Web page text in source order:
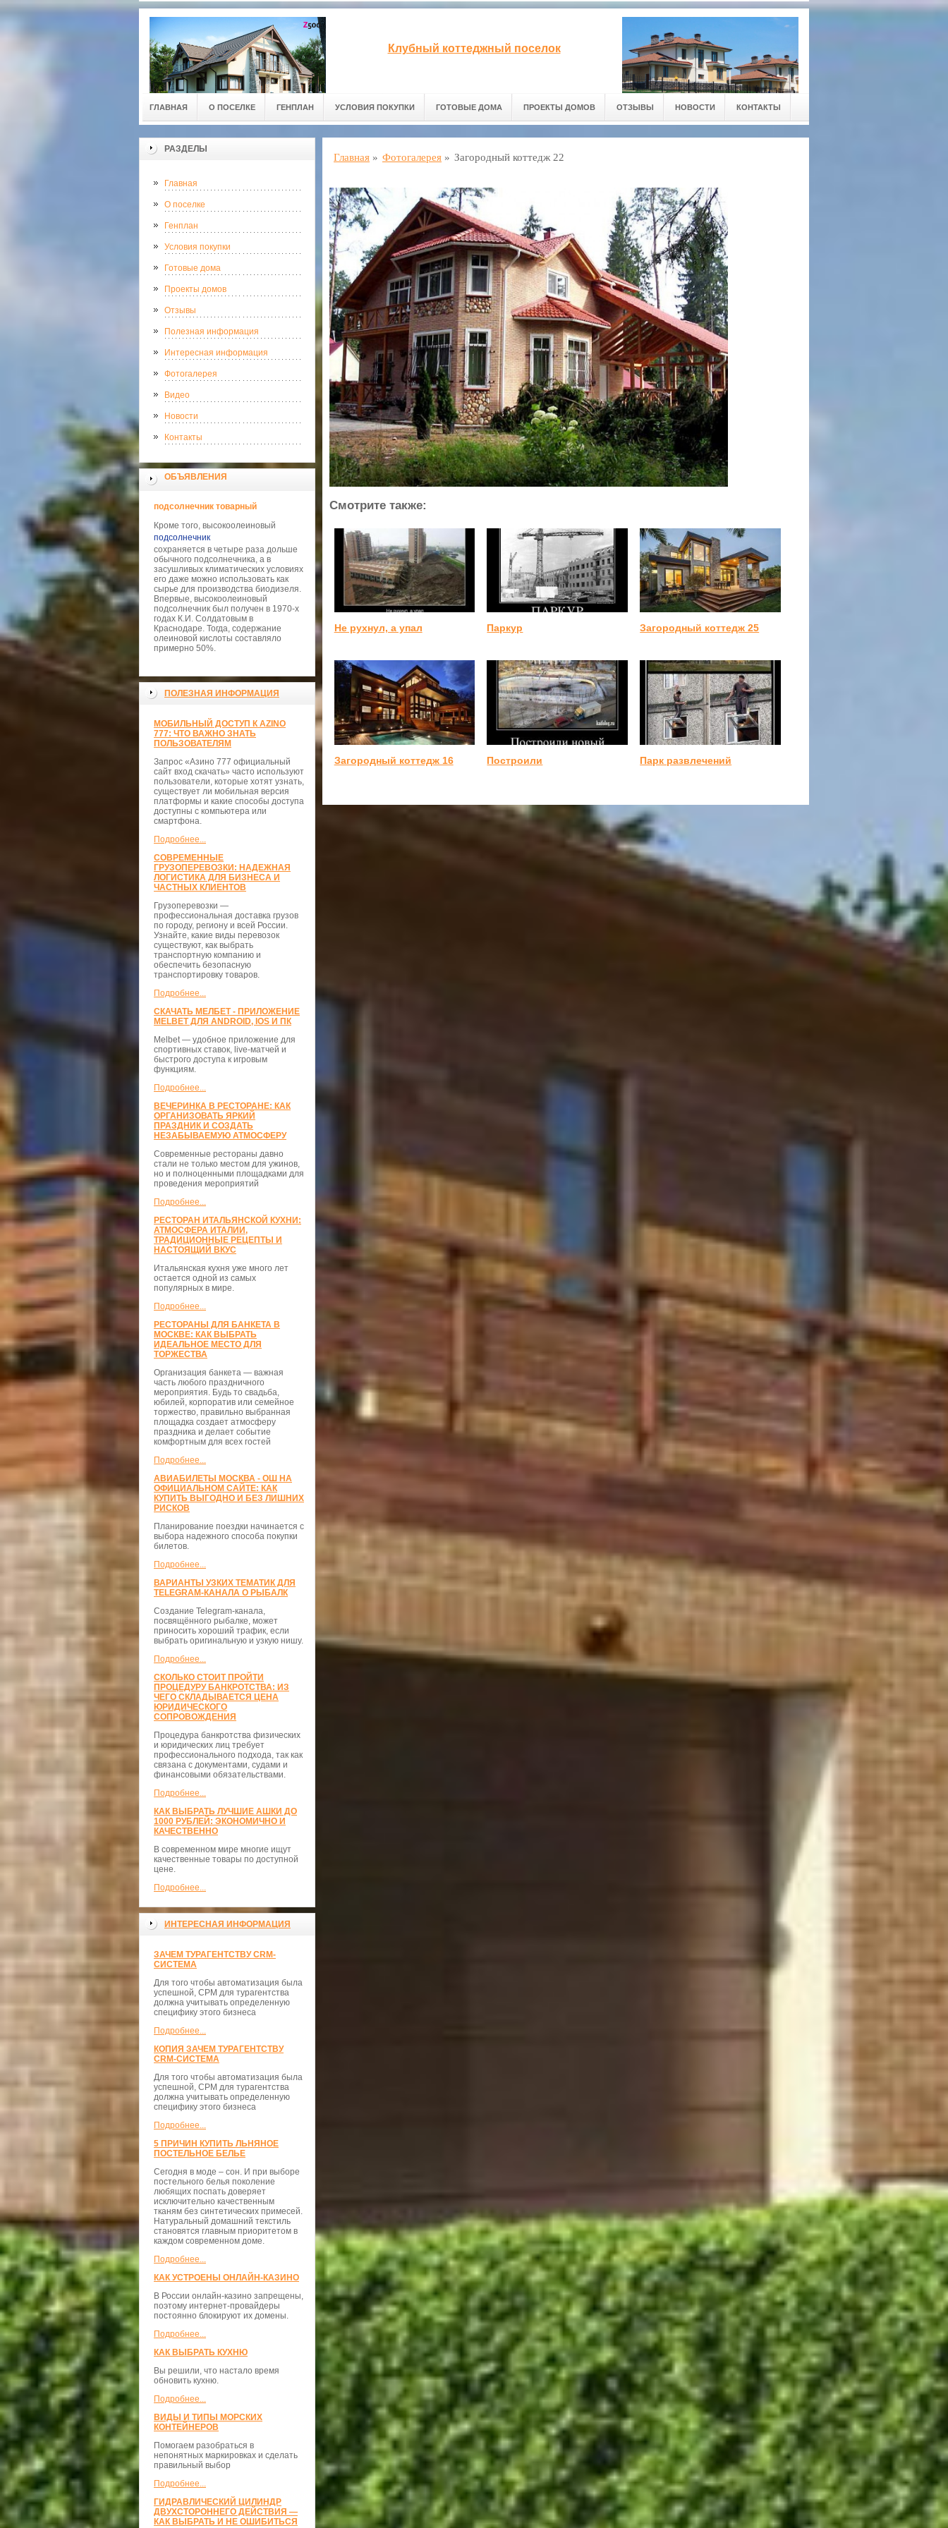
Клубный коттеджный поселок
ГЛАВНАЯ О ПОСЕЛКЕ ГЕНПЛАН УСЛОВИЯ ПОКУПКИ ГОТОВЫЕ ДОМА ПРОЕКТЫ ДОМОВ ОТЗЫВЫ НОВОСТИ КОНТАКТЫ
РАЗДЕЛЫ
Главная
О поселке
Генплан
Условия покупки
Готовые дома
Проекты домов
Отзывы
Полезная информация
Интересная информация
Фотогалерея
Видео
Новости
Контакты
ОБЪЯВЛЕНИЯ
подсолнечник товарный
Кроме того, высокоолеиновый
подсолнечник
сохраняется в четыре раза дольше
обычного подсолнечника, а в
засушливых климатических условиях
его даже можно использовать как
сырье для производства биодизеля.
Впервые, высокоолеиновый
подсолнечник был получен в 1970-х
годах К.И. Солдатовым в
Краснодаре. Тогда, содержание
олеиновой кислоты составляло
примерно 50%.
ПОЛЕЗНАЯ ИНФОРМАЦИЯ
МОБИЛЬНЫЙ ДОСТУП К AZINO
777: ЧТО ВАЖНО ЗНАТЬ
ПОЛЬЗОВАТЕЛЯМ
Запрос «Азино 777 официальный
сайт вход скачать» часто используют
пользователи, которые хотят узнать,
существует ли мобильная версия
платформы и какие способы доступа
доступны с компьютера или
смартфона.
Подробнее...
СОВРЕМЕННЫЕ
ГРУЗОПЕРЕВОЗКИ: НАДЕЖНАЯ
ЛОГИСТИКА ДЛЯ БИЗНЕСА И
ЧАСТНЫХ КЛИЕНТОВ
Грузоперевозки —
профессиональная доставка грузов
по городу, региону и всей России.
Узнайте, какие виды перевозок
существуют, как выбрать
транспортную компанию и
обеспечить безопасную
транспортировку товаров.
Подробнее...
СКАЧАТЬ МЕЛБЕТ - ПРИЛОЖЕНИЕ
MELBET ДЛЯ ANDROID, IOS И ПК
Melbet — удобное приложение для
спортивных ставок, live-матчей и
быстрого доступа к игровым
функциям.
Подробнее...
ВЕЧЕРИНКА В РЕСТОРАНЕ: КАК
ОРГАНИЗОВАТЬ ЯРКИЙ
ПРАЗДНИК И СОЗДАТЬ
НЕЗАБЫВАЕМУЮ АТМОСФЕРУ
Современные рестораны давно
стали не только местом для ужинов,
но и полноценными площадками для
проведения мероприятий
Подробнее...
РЕСТОРАН ИТАЛЬЯНСКОЙ КУХНИ:
АТМОСФЕРА ИТАЛИИ,
ТРАДИЦИОННЫЕ РЕЦЕПТЫ И
НАСТОЯЩИЙ ВКУС
Итальянская кухня уже много лет
остается одной из самых
популярных в мире.
Подробнее...
РЕСТОРАНЫ ДЛЯ БАНКЕТА В
МОСКВЕ: КАК ВЫБРАТЬ
ИДЕАЛЬНОЕ МЕСТО ДЛЯ
ТОРЖЕСТВА
Организация банкета — важная
часть любого праздничного
мероприятия. Будь то свадьба,
юбилей, корпоратив или семейное
торжество, правильно выбранная
площадка создает атмосферу
праздника и делает событие
комфортным для всех гостей
Подробнее...
АВИАБИЛЕТЫ МОСКВА - ОШ НА
ОФИЦИАЛЬНОМ САЙТЕ: КАК
КУПИТЬ ВЫГОДНО И БЕЗ ЛИШНИХ
РИСКОВ
Планирование поездки начинается с
выбора надежного способа покупки
билетов.
Подробнее...
ВАРИАНТЫ УЗКИХ ТЕМАТИК ДЛЯ
TELEGRAM-КАНАЛА О РЫБАЛК
Создание Telegram-канала,
посвящённого рыбалке, может
приносить хороший трафик, если
выбрать оригинальную и узкую нишу.
Подробнее...
СКОЛЬКО СТОИТ ПРОЙТИ
ПРОЦЕДУРУ БАНКРОТСТВА: ИЗ
ЧЕГО СКЛАДЫВАЕТСЯ ЦЕНА
ЮРИДИЧЕСКОГО
СОПРОВОЖДЕНИЯ
Процедура банкротства физических
и юридических лиц требует
профессионального подхода, так как
связана с документами, судами и
финансовыми обязательствами.
Подробнее...
КАК ВЫБРАТЬ ЛУЧШИЕ АШКИ ДО
1000 РУБЛЕЙ: ЭКОНОМИЧНО И
КАЧЕСТВЕННО
В современном мире многие ищут
качественные товары по доступной
цене.
Подробнее...
ИНТЕРЕСНАЯ ИНФОРМАЦИЯ
ЗАЧЕМ ТУРАГЕНТСТВУ CRM-
СИСТЕМА
Для того чтобы автоматизация была
успешной, СРМ для турагентства
должна учитывать определенную
специфику этого бизнеса
Подробнее...
КОПИЯ ЗАЧЕМ ТУРАГЕНТСТВУ
CRM-СИСТЕМА
Для того чтобы автоматизация была
успешной, СРМ для турагентства
должна учитывать определенную
специфику этого бизнеса
Подробнее...
5 ПРИЧИН КУПИТЬ ЛЬНЯНОЕ
ПОСТЕЛЬНОЕ БЕЛЬЕ
Сегодня в моде – сон. И при выборе
постельного белья поколение
любящих поспать доверяет
исключительно качественным
тканям без синтетических примесей.
Натуральный домашний текстиль
становятся главным приоритетом в
каждом современном доме.
Подробнее...
КАК УСТРОЕНЫ ОНЛАЙН-КАЗИНО
В России онлайн-казино запрещены,
поэтому интернет-провайдеры
постоянно блокируют их домены.
Подробнее...
КАК ВЫБРАТЬ КУХНЮ
Вы решили, что настало время
обновить кухню.
Подробнее...
ВИДЫ И ТИПЫ МОРСКИХ
КОНТЕЙНЕРОВ
Помогаем разобраться в
непонятных маркировках и сделать
правильный выбор
Подробнее...
ГИДРАВЛИЧЕСКИЙ ЦИЛИНДР
ДВУХСТОРОННЕГО ДЕЙСТВИЯ —
КАК ВЫБРАТЬ И НЕ ОШИБИТЬСЯ
Главная » Фотогалерея » Загородный коттедж 22
Смотрите также:
Не рухнул, а упал Паркур Загородный коттедж 25
Загородный коттедж 16 Построили Парк развлечений